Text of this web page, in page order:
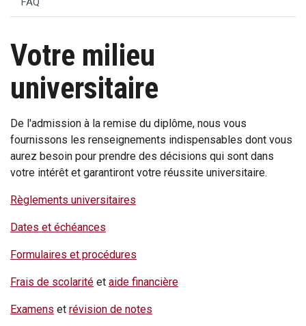
Votre milieu
universitaire
De l'admission à la remise du diplôme, nous vous
fournissons les renseignements indispensables dont vous
aurez besoin pour prendre des décisions qui sont dans
votre intérêt et garantiront votre réussite universitaire.
Règlements universitaires
Dates et échéances
Formulaires et procédures
Frais de scolarité et aide financière
Examens et révision de notes